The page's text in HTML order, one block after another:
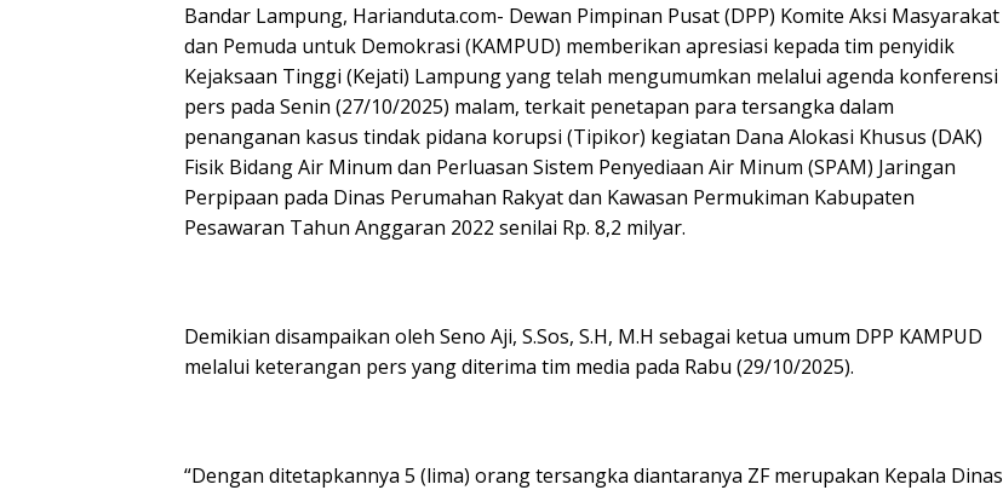
Bandar Lampung, Harianduta.com- Dewan Pimpinan Pusat (DPP) Komite Aksi Masyarakat
dan Pemuda untuk Demokrasi (KAMPUD) memberikan apresiasi kepada tim penyidik
Kejaksaan Tinggi (Kejati) Lampung yang telah mengumumkan melalui agenda konferensi
pers pada Senin (27/10/2025) malam, terkait penetapan para tersangka dalam
penanganan kasus tindak pidana korupsi (Tipikor) kegiatan Dana Alokasi Khusus (DAK)
Fisik Bidang Air Minum dan Perluasan Sistem Penyediaan Air Minum (SPAM) Jaringan
Perpipaan pada Dinas Perumahan Rakyat dan Kawasan Permukiman Kabupaten
Pesawaran Tahun Anggaran 2022 senilai Rp. 8,2 milyar.
Demikian disampaikan oleh Seno Aji, S.Sos, S.H, M.H sebagai ketua umum DPP KAMPUD
melalui keterangan pers yang diterima tim media pada Rabu (29/10/2025).
“Dengan ditetapkannya 5 (lima) orang tersangka diantaranya ZF merupakan Kepala Dinas